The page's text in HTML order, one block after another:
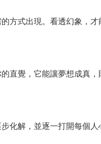
式出現。看透幻象，才
覺，它能讓夢想成真，
解，並逐一打開每個人